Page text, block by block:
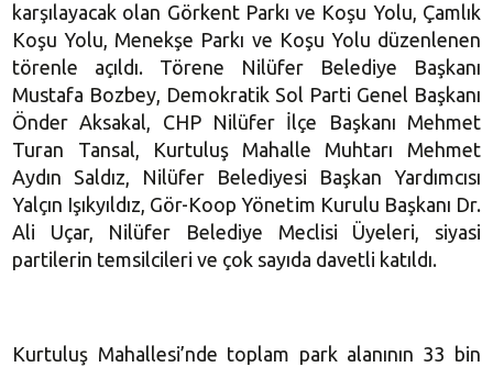
karşılayacak olan Görkent Parkı ve Koşu Yolu, Çamlık
Koşu Yolu, Menekşe Parkı ve Koşu Yolu düzenlenen
törenle açıldı. Törene Nilüfer Belediye Başkanı
Mustafa Bozbey, Demokratik Sol Parti Genel Başkanı
Önder Aksakal, CHP Nilüfer İlçe Başkanı Mehmet
Turan Tansal, Kurtuluş Mahalle Muhtarı Mehmet
Aydın Saldız, Nilüfer Belediyesi Başkan Yardımcısı
Yalçın Işıkyıldız, Gör-Koop Yönetim Kurulu Başkanı Dr.
Ali Uçar, Nilüfer Belediye Meclisi Üyeleri, siyasi
partilerin temsilcileri ve çok sayıda davetli katıldı.
Kurtuluş Mahallesi’nde toplam park alanının 33 bin